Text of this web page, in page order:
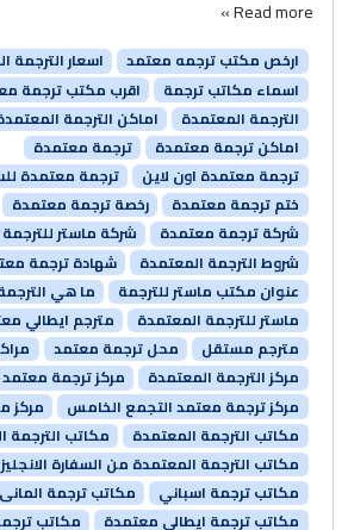
Read more »
ارخص مكتب ترجمه معتمد
اسعار الترجمة
اسماء مكاتب ترجمة
اقرب مكتب ترجمة
الترجمة المعتمدة
اماكن الترجمة
اماكن ترجمة معتمدة
ترجمة معتمدة
ترجمة معتمدة اون لاين
ترجمة معتمدة
ختم ترجمة معتمدة
رخصة ترجمة معتمدة
شركة ترجمة معتمدة
شركة ماستر للترجمة
شروط الترجمة المعتمدة
شهادة ترجمة
عنوان مكتب ماستر للترجمة
ما هي
ماستر للترجمة المعتمدة
مترجم ايطالي
مترجم مستقل
محل ترجمة معتمد
مركز الترجمة المعتمدة
مركز ترجمة معتمد
مركز ترجمة معتمد التجمع الخامس
مركز
مكاتب الترجمة المعتمدة
مكاتب
مكاتب الترجمة المعتمدة من السفارة
مكاتب ترجمة اسباني
مكاتب ترجمة
مكاتب ترجمة ايطالى معتمدة
مكاتب